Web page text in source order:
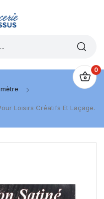
0
Loisirs Créatifs Et Laçage.